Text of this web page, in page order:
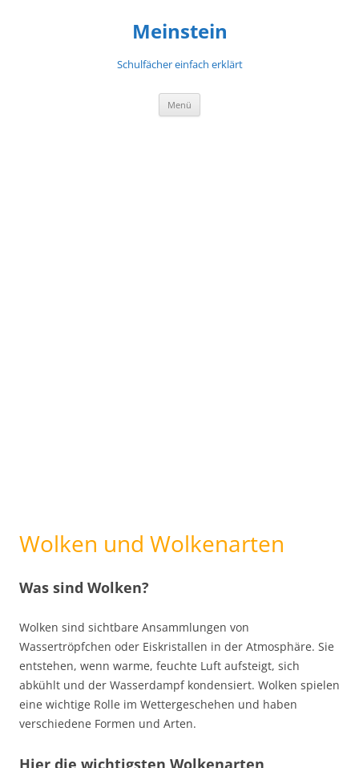
Meinstein
Schulfächer einfach erklärt
Menü
Wolken und Wolkenarten
Was sind Wolken?
Wolken sind sichtbare Ansammlungen von
Wassertröpfchen oder Eiskristallen in der Atmosphäre. Sie
entstehen, wenn warme, feuchte Luft aufsteigt, sich
abkühlt und der Wasserdampf kondensiert. Wolken spielen
eine wichtige Rolle im Wettergeschehen und haben
verschiedene Formen und Arten.
Hier die wichtigsten Wolkenarten